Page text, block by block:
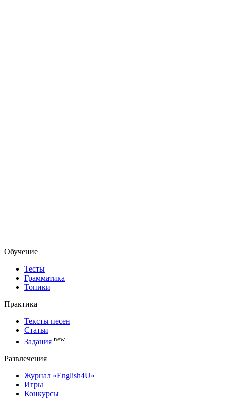
Обучение
Тесты
Грамматика
Топики
Практика
Тексты песен
Статьи
Задания new
Развлечения
Журнал «English4U»
Игры
Конкурсы